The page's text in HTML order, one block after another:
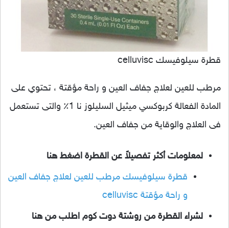
قطرة سيلوفيسك celluvisc
مرطب للعين لعلاج جفاف العين و راحة مؤقتة ، تحتوي على
المادة الفعالة كربوكسي ميثيل السليلوز نا 1٪ والتى تستعمل
فى العلاج والوقاية من جفاف العين.
لمعلومات أكثر تفصيلاً عن القطرة اضغط هنا
قطرة سيلوفيسك مرطب للعين لعلاج جفاف العين
و راحة مؤقتة celluvisc
لشراء القطرة من روشتة دوت كوم اطلب من هنا